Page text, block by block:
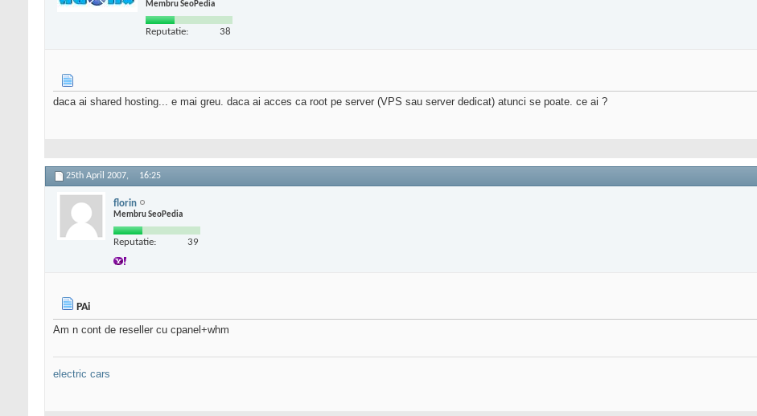
Membru SeoPedia
Reputatie: 38
daca ai shared hosting... e mai greu. daca ai acces ca root pe server (VPS sau server dedicat) atunci se poate. ce ai ?
25th April 2007, 16:25
florin
Membru SeoPedia
Reputatie: 39
PAi
Am n cont de reseller cu cpanel+whm
electric cars